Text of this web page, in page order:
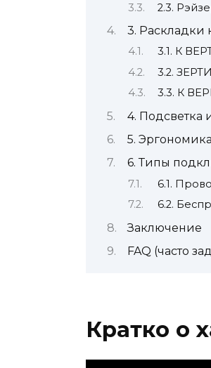
2.3.
3. Раскладки
3.1. К
3.2. ЗЕРТИ
3.3. К
4. Подсветка
5. Эргономика
6. Типы
6.1.
6.2.
Заключение
FAQ (часто
Кратко о